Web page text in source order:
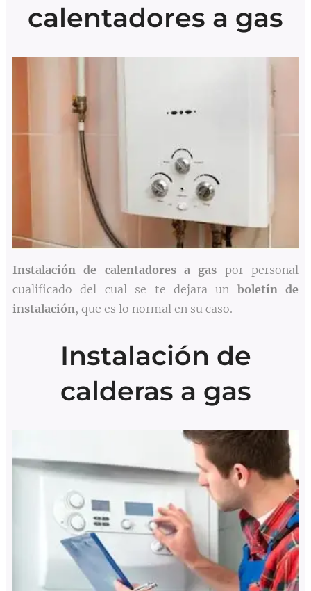
calentadores a gas
Instalación de calentadores a gas por personal
cualificado del cual se te dejara un boletín de
instalación, que es lo normal en su caso.
Instalación de
calderas a gas